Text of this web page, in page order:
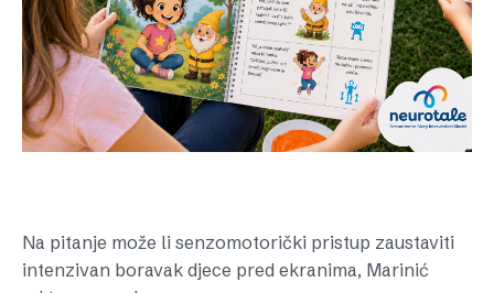
Na pitanje može li senzomotorički pristup zaustaviti
intenzivan boravak djece pred ekranima, Marinić